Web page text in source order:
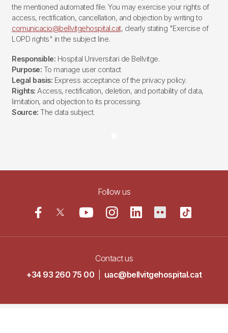
the mentioned automated file. You may exercise your rights of
access, rectification, cancellation, and objection by writing to
comunicacio@bellvitgehospital.cat, clearly stating "Exercise of
LOPD rights" in the subject line.
Responsible: Hospital Universitari de Bellvitge.
Purpose: To manage user contact
Legal basis: Express acceptance of the privacy policy.
Rights: Access, rectification, deletion, and portability of data,
limitation, and objection to its processing.
Source: The data subject.
Follow us
Contact us
+34 93 260 75 00
uac@bellvitgehospital.cat